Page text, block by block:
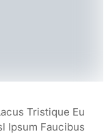
Tristique Eu
Ipsum Faucibus